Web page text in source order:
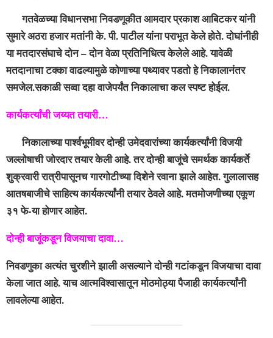
गतवेळच्या विधानसभा निवडणूकीत आमदार प्रकाश आबिटकर यांनी
सुमारे अठरा हजार मतांनी के. पी. पाटील यांना पराभूत केले होते. दोघांनीही
या मतदारसंघाचे दोन – दोन वेळा प्रतिनिधित्व केलेले आहे. यावेळी
मतदानाचा टक्का वाढल्यामुळे कोणाच्या पथ्यावर पडतो हे निकालानंतर
समजेल.सकाळी सव्वा दहा वाजेपर्यंत निकालाचा कल स्पष्ट होईल.
कार्यकर्त्यांची जय्यत तयारी…
निकालाच्या पार्श्वभूमीवर दोन्ही उमेदवारांच्या कार्यकर्त्यांनी विजयी
जल्लोषाची जोरदार तयार केली आहे. तर दोन्ही बाजूंचे समर्थक कार्यकर्ते
शुक्रवारी रात्रीपासूनच गारगोटीच्या दिशेने रवाना झाले आहेत. गुलालासह
आतषबाजीचे साहित्य कार्यकर्त्यांनी तयार ठेवले आहे. मतमोजणीच्या एकूण
३१ फे-या होणार आहेत.
दोन्ही बाजूंकडून विजयाचा दावा…
निवडणुका अत्यंत चुरशीने झाली असल्याने दोन्ही गटांकडून विजयाचा दावा
केला जात आहे. याच आत्मविश्वासातून मोठमोठ्या पैजाही कार्यकर्त्यांनी
लावलेल्या आहेत.